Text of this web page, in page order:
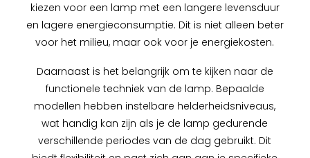
kiezen voor een lamp met een langere levensduur
en lagere energieconsumptie. Dit is niet alleen beter
voor het milieu, maar ook voor je energiekosten.
Daarnaast is het belangrijk om te kijken naar de
functionele techniek van de lamp. Bepaalde
modellen hebben instelbare helderheidsniveaus,
wat handig kan zijn als je de lamp gedurende
verschillende periodes van de dag gebruikt. Dit